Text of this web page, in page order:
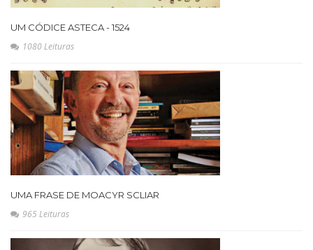
UM CÓDICE ASTECA - 1524
1080 Leituras
UMA FRASE DE MOACYR SCLIAR
965 Leituras